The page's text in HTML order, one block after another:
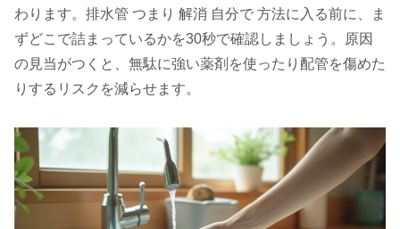
わります。排水管 つまり 解消 自分で 方法に入る前に、ま
ずどこで詰まっているかを30秒で確認しましょう。原因
の見当がつくと、無駄に強い薬剤を使ったり配管を傷めた
りするリスクを減らせます。